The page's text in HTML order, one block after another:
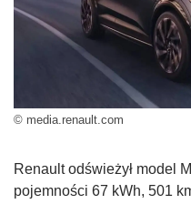
© media.renault.com
Renault odświeżył model
pojemności 67 kWh, 501